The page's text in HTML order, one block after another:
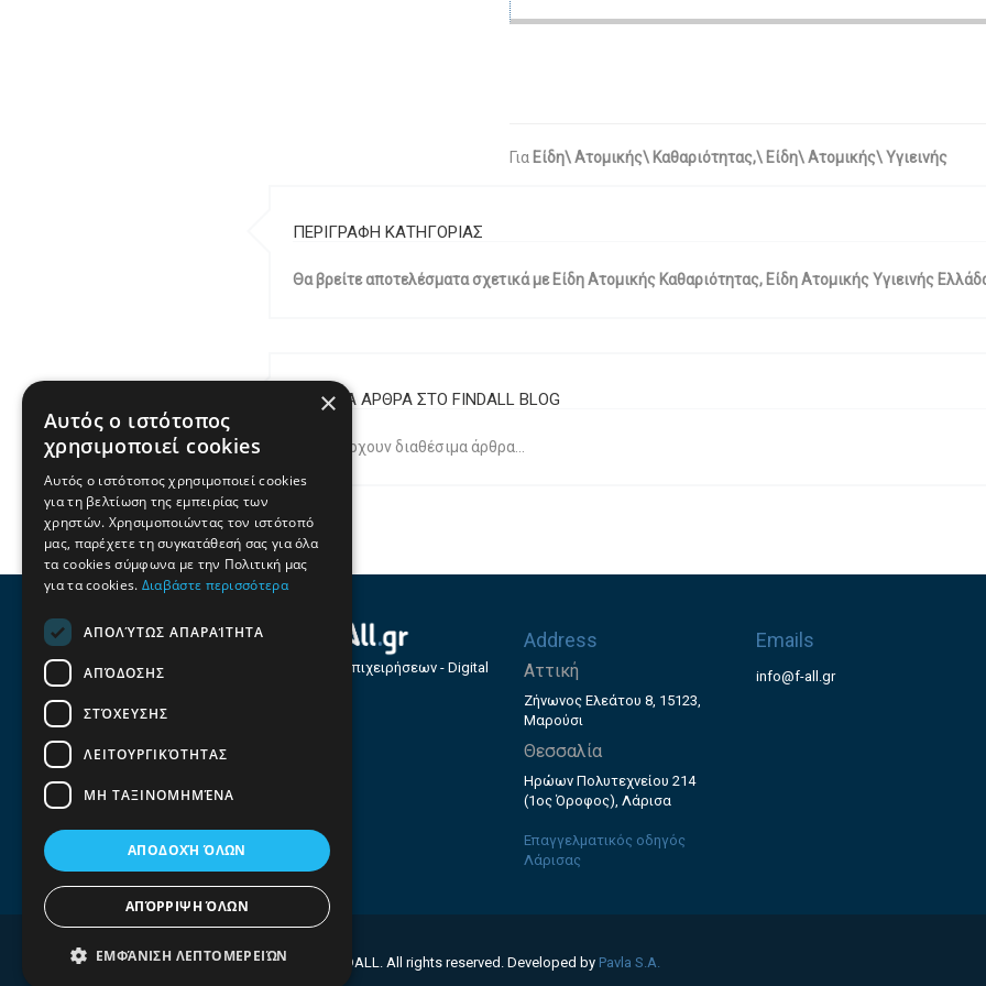
Για Είδη\ Ατομικής\ Καθαριότητας,\ Είδη\ Ατομικής\ Υγιεινής
ΠΕΡΙΓΡΑΦΗ ΚΑΤΗΓΟΡΙΑΣ
Θα βρείτε αποτελέσματα σχετικά με Είδη Ατομικής Καθαριότητας, Είδη Ατομικής Υγιεινής
ΣΧΕΤΙΚΑ ΑΡΘΡΑ ΣΤΟ FINDALL BLOG
Δεν υπάρχουν διαθέσιμα άρθρα...
Οδηγός Επιχειρήσεων - Digital
Address
Αττική
Ζήνωνος Ελεάτου 8, 15123,
Μαρούσι
Θεσσαλία
Ηρώων Πολυτεχνείου 214
(1ος Όροφος), Λάρισα
Επαγγελματικός οδηγός
Λάρισας
Emails
info@f-all.gr
© 2026 FINDALL. All rights reserved. Developed by Pavla S.A.
×
Αυτός ο ιστότοπος
χρησιμοποιεί cookies
Αυτός ο ιστότοπος χρησιμοποιεί cookies
για τη βελτίωση της εμπειρίας των
χρηστών. Χρησιμοποιώντας τον ιστότοπό
μας, παρέχετε τη συγκατάθεσή σας για όλα
τα cookies σύμφωνα με την Πολιτική μας
για τα cookies. Διαβάστε περισσότερα
ΑΠΟΛΎΤΩΣ ΑΠΑΡΑΊΤΗΤΑ
ΑΠΌΔΟΣΗΣ
ΣΤΌΧΕΥΣΗΣ
ΛΕΙΤΟΥΡΓΙΚΌΤΗΤΑΣ
ΜΗ ΤΑΞΙΝΟΜΗΜΈΝΑ
ΑΠΟΔΟΧΉ ΌΛΩΝ
ΑΠΌΡΡΙΨΗ ΌΛΩΝ
ΕΜΦΆΝΙΣΗ ΛΕΠΤΟΜΕΡΕΙΏΝ